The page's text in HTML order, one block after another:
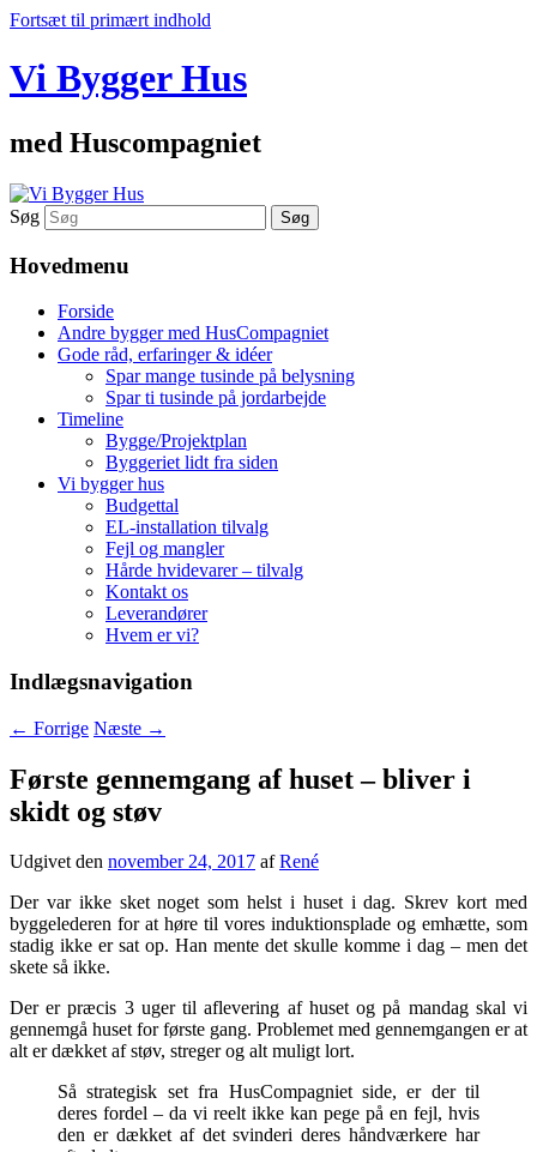
Fortsæt til primært indhold
Vi Bygger Hus
med Huscompagniet
Søg
Hovedmenu
Forside
Andre bygger med HusCompagniet
Gode råd, erfaringer & idéer
Spar mange tusinde på belysning
Spar ti tusinde på jordarbejde
Timeline
Bygge/Projektplan
Byggeriet lidt fra siden
Vi bygger hus
Budgettal
EL-installation tilvalg
Fejl og mangler
Hårde hvidevarer – tilvalg
Kontakt os
Leverandører
Hvem er vi?
Indlægsnavigation
← Forrige Næste →
Første gennemgang af huset – bliver i
skidt og støv
Udgivet den november 24, 2017 afRené
Der var ikke sket noget som helst i huset i dag. Skrev kort med
byggelederen for at høre til vores induktionsplade og emhætte, som
stadig ikke er sat op. Han mente det skulle komme i dag – men det
skete så ikke.
Der er præcis 3 uger til aflevering af huset og på mandag skal vi
gennemgå huset for første gang. Problemet med gennemgangen er at
alt er dækket af støv, streger og alt muligt lort.
Så strategisk set fra HusCompagniet side, er der til
deres fordel – da vi reelt ikke kan pege på en fejl, hvis
den er dækket af det svinderi deres håndværkere har